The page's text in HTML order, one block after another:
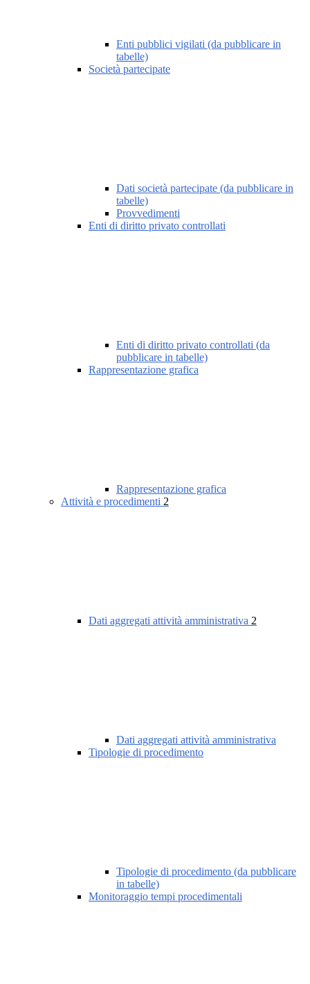
Enti pubblici vigilati (da pubblicare in
tabelle)
Società partecipate
Dati società partecipate (da pubblicare in
tabelle)
Provvedimenti
Enti di diritto privato controllati
Enti di diritto privato controllati (da
pubblicare in tabelle)
Rappresentazione grafica
Rappresentazione grafica
Attività e procedimenti 2
Dati aggregati attività amministrativa 2
Dati aggregati attività amministrativa
Tipologie di procedimento
Tipologie di procedimento (da pubblicare
in tabelle)
Monitoraggio tempi procedimentali